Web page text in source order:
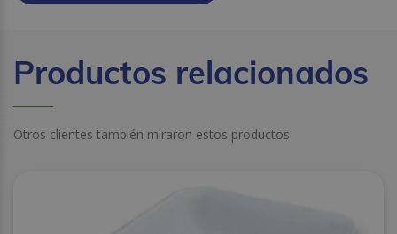
Productos relacionados
Otros clientes también miraron estos productos